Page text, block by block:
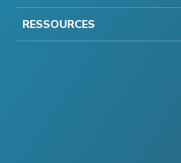
RESSOURCES